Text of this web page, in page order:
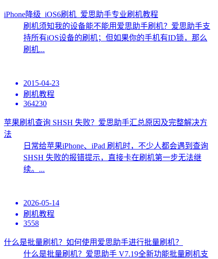
iPhone降级_iOS6刷机_爱思助手专业刷机教程
刷机须知我的设备能不能用爱思助手刷机？爱思助手支
持所有iOS设备的刷机；但如果你的手机有ID锁，那么
刷机...
2015-04-23
刷机教程
364230
苹果刷机查询 SHSH 失败？爱思助手汇总原因及完整解决方
法
日常给苹果iPhone、iPad 刷机时，不少人都会遇到查询
SHSH 失败的报错提示，直接卡在刷机第一步无法继
续。...
2026-05-14
刷机教程
3558
什么是批量刷机？如何使用爱思助手进行批量刷机？
什么是批量刷机？爱思助手 V7.19全新功能批量刷机支